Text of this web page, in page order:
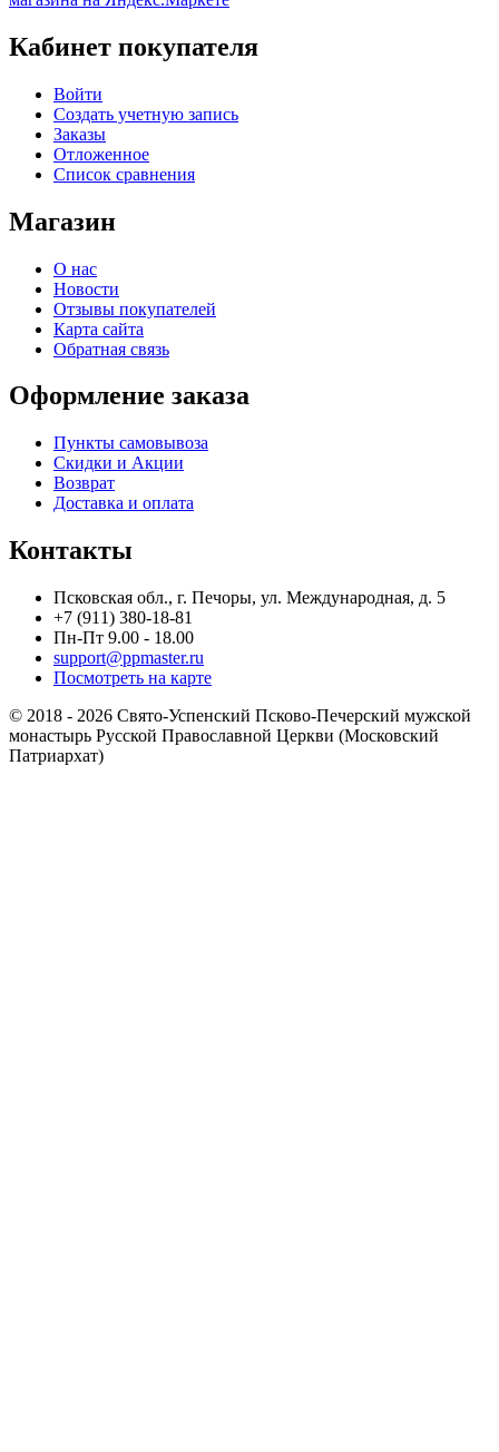
Кабинет покупателя
Войти
Создать учетную запись
Заказы
Отложенное
Список сравнения
Магазин
О нас
Новости
Отзывы покупателей
Карта сайта
Обратная связь
Оформление заказа
Пункты самовывоза
Скидки и Акции
Возврат
Доставка и оплата
Контакты
Псковская обл., г. Печоры, ул. Международная, д. 5
+7 (911) 380-18-81
Пн-Пт 9.00 - 18.00
support@ppmaster.ru
Посмотреть на карте
© 2018 - 2026 Свято-Успенский Псково-Печерский мужской
монастырь Русской Православной Церкви (Московский
Патриархат)